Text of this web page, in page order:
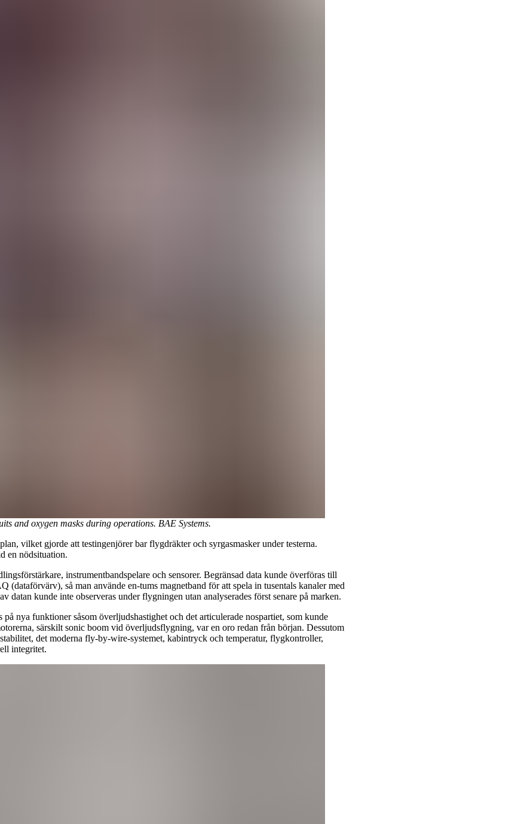
and oxygen masks during operations. BAE Systems.
vilket gjorde att testingenjörer bar flygdräkter och syrgasmasker under testerna.
en nödsituation.
instrumentbandspelare och sensorer. Begränsad data kunde överföras till
så man använde en-tums magnetband för att spela in tusentals kanaler med
datan kunde inte observeras under flygningen utan analyserades först senare på marken.
nya funktioner såsom överljudshastighet och det articulerade nospartiet, som kunde
särskilt sonic boom vid överljudsflygning, var en oro redan från början. Dessutom
det moderna fly-by-wire-systemet, kabintryck och temperatur, flygkontroller,
integritet.